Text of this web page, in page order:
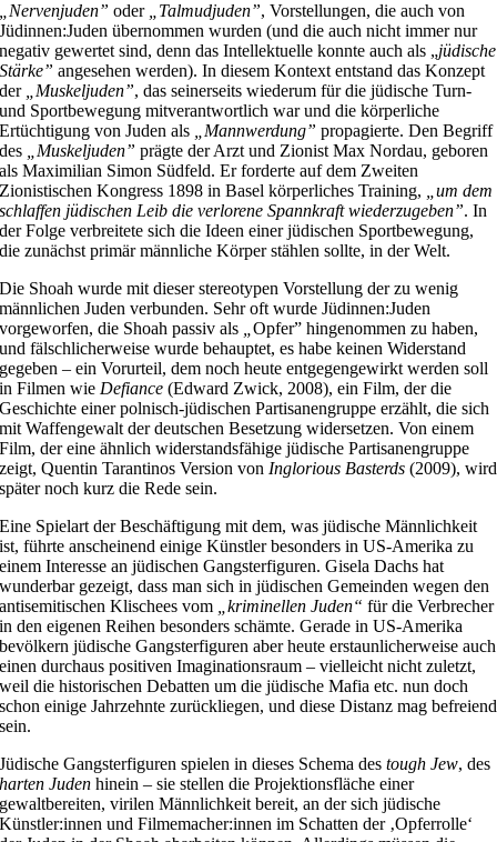
Nervenjuden” oder „Talmudjuden”, Vorstellungen, die auch von
Jüdinnen:Juden übernommen wurden (und die auch nicht immer nur
negativ gewertet sind, denn das Intellektuelle konnte auch als „jüdische
Stärke” angesehen werden). In diesem Kontext entstand das Konzept
der
„Muskeljuden”, das seinerseits wiederum für die jüdische Turn-
und Sportbewegung mitverantwortlich war und die körperliche
Ertüchtigung von Juden als
„Mannwerdung” propagierte. Den Begriff
des
„Muskeljuden”prägte der Arzt und Zionist Max Nordau, geboren
als Maximilian Simon Südfeld. Er forderte auf dem Zweiten
Zionistischen Kongress 1898 in Basel körperliches Training,
„um dem
schlaffen jüdischen Leib die verlorene Spannkraft wiederzugeben”. In
der Folge verbreitete sich die Ideen einer jüdischen Sportbewegung,
die zunächst primär männliche Körper stählen sollte, in der Welt.
Die Shoah wurde mit dieser stereotypen Vorstellung der zu wenig
männlichen Juden verbunden. Sehr oft wurde Jüdinnen:Juden
vorgeworfen, die Shoah passiv als
„Opfer” hingenommen zu haben,
und fälschlicherweise wurde behauptet, es habe keinen Widerstand
gegeben – ein Vorurteil, dem noch heute entgegengewirkt werden soll
in Filmen wie Defiance(Edward Zwick, 2008), ein Film, der die
Geschichte einer polnisch-jüdischen Partisanengruppe erzählt, die sich
mit Waffengewalt der deutschen Besetzung widersetzen. Von einem
Film, der eine ähnlich widerstandsfähige jüdische Partisanengruppe
zeigt, Quentin Tarantinos Version von Inglorious Basterds (2009), wird
später noch kurz die Rede sein.
Eine Spielart der Beschäftigung mit dem, was jüdische Männlichkeit
ist, führte anscheinend einige Künstler besonders in US-Amerika zu
einem Interesse an jüdischen Gangsterfiguren. Gisela Dachs hat
wunderbar gezeigt, dass man sich in jüdischen Gemeinden wegen den
antisemitischen Klischees vom
„kriminellen Juden“ für die Verbrecher
in den eigenen Reihen besonders schämte. Gerade in US-Amerika
bevölkern jüdische Gangsterfiguren aber heute erstaunlicherweise auch
einen durchaus positiven Imaginationsraum – vielleicht nicht zuletzt,
weil die historischen Debatten um die jüdische Mafia etc. nun doch
schon einige Jahrzehnte zurückliegen, und diese Distanz mag befreiend
sein.
Jüdische Gangsterfiguren spielen in dieses Schema destough Jew, des
harten Juden hinein – sie stellen die Projektionsfläche einer
gewaltbereiten, virilen Männlichkeit bereit, an der sich jüdische
Künstler:innen und Filmemacher:innen im Schatten der ‚Opferrolle‘